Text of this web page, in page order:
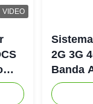
VIDEO
2G 3G
Banda